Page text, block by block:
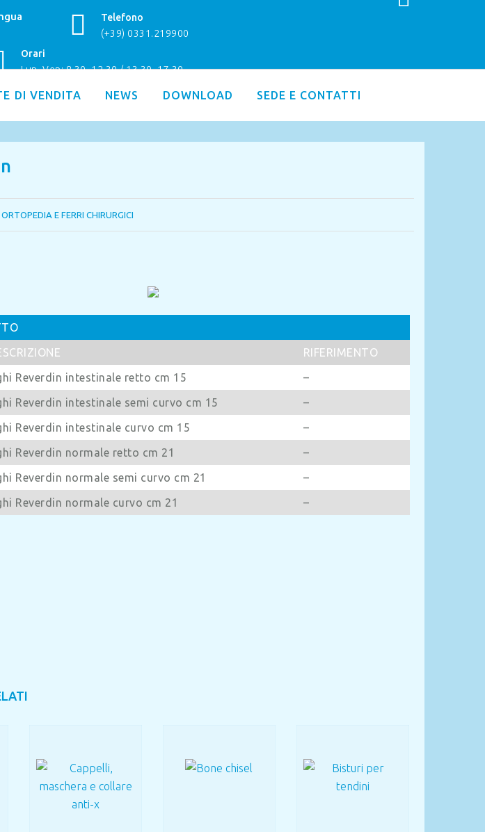
Telefono
(+39) 0331.219900
Orari
Lun–Ven: 8.30–12.30 / 13.30–17.30
DI VENDITA NEWS DOWNLOAD SEDE E CONTATTI
ORTOPEDIA E FERRI CHIRURGICI
RIFERIMENTO
Reverdin intestinale retto cm 15
–
Reverdin intestinale semi curvo cm 15
–
Reverdin intestinale curvo cm 15
–
Reverdin normale retto cm 21
–
Reverdin normale semi curvo cm 21
–
Reverdin normale curvo cm 21 –